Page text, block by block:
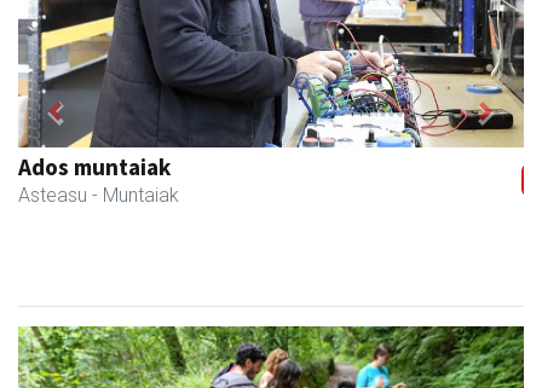
RN mekanizatuak
Asteasu - Mekanizatuak
Previous Next